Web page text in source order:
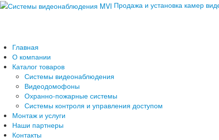
Продажа и установка камер
Главная
О компании
Каталог товаров
Системы видеонаблюдения
Видеодомофоны
Охранно-пожарные системы
Системы контроля и управления доступом
Монтаж и услуги
Наши партнеры
Контакты